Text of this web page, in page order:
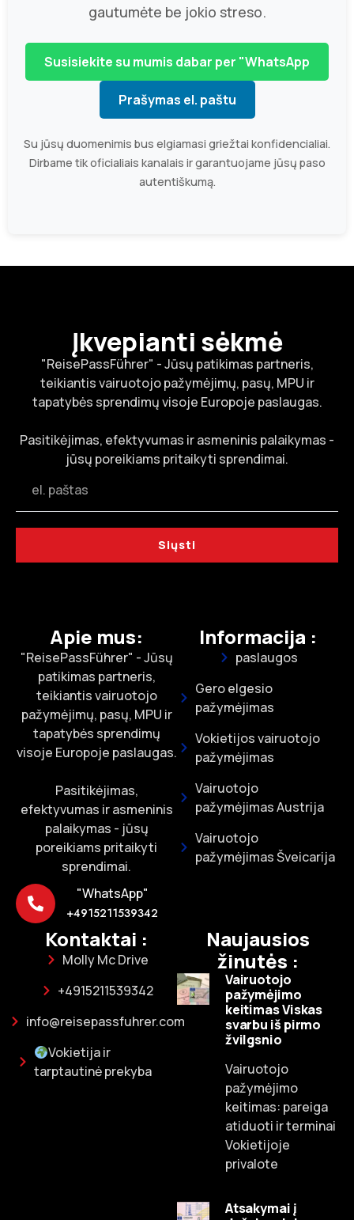
gautumėte be jokio streso.
Susisiekite su mumis dabar per "WhatsApp
Prašymas el. paštu
Su jūsų duomenimis bus elgiamasi griežtai konfidencialiai.
Dirbame tik oficialiais kanalais ir garantuojame jūsų paso
autentiškumą.
Įkvepianti sėkmė
"ReisePassFührer" - Jūsų patikimas partneris,
teikiantis vairuotojo pažymėjimų, pasų, MPU ir
tapatybės sprendimų visoje Europoje paslaugas.
Pasitikėjimas, efektyvumas ir asmeninis palaikymas -
jūsų poreikiams pritaikyti sprendimai.
Siųsti
Apie mus:
"ReisePassFührer" - Jūsų
patikimas partneris,
teikiantis vairuotojo
pažymėjimų, pasų, MPU ir
tapatybės sprendimų
visoje Europoje paslaugas.
Pasitikėjimas,
efektyvumas ir asmeninis
palaikymas - jūsų
poreikiams pritaikyti
sprendimai.
"WhatsApp"
+4915211539342
Informacija :
paslaugos
Gero elgesio
pažymėjimas
Vokietijos vairuotojo
pažymėjimas
Vairuotojo
pažymėjimas Austrija
Vairuotojo
pažymėjimas Šveicarija
Kontaktai :
Molly Mc Drive
+4915211539342
info@reisepassfuhrer.com
Vokietija ir
tarptautinė prekyba
Naujausios
žinutės :
Vairuotojo
pažymėjimo
keitimas Viskas
svarbu iš pirmo
žvilgsnio
Vairuotojo
pažymėjimo
keitimas: pareiga
atiduoti ir terminai
Vokietijoje
privalote
Atsakymai į